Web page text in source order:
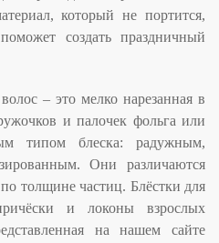
который не портится,
создать праздничный
– это мелко нарезанная в
и палочек фольга или
типом блеска: радужным,
Они различаются
толщине частиц. Блёстки для
и локоны взрослых
на нашем сайте